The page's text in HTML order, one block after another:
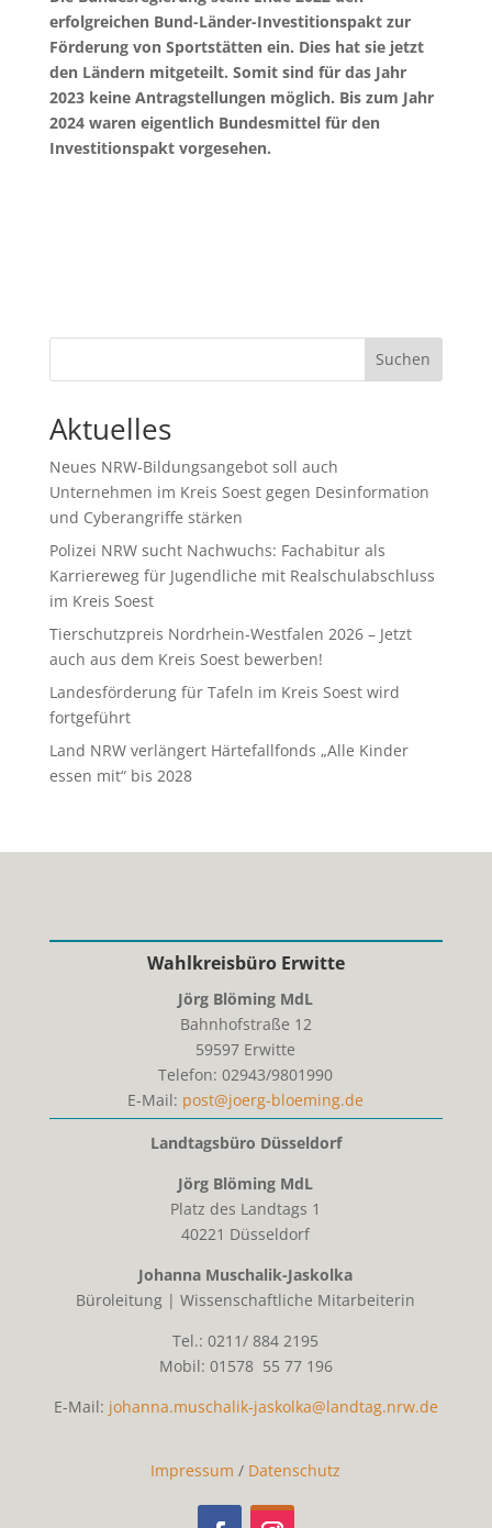
erfolgreichen Bund-Länder-Investitionspakt zur
Förderung von Sportstätten ein. Dies hat sie jetzt
den Ländern mitgeteilt. Somit sind für das Jahr
2023 keine Antragstellungen möglich. Bis zum Jahr
2024 waren eigentlich Bundesmittel für den
Investitionspakt vorgesehen.
Suchen
Aktuelles
Neues NRW-Bildungsangebot soll auch
Unternehmen im Kreis Soest gegen Desinformation
und Cyberangriffe stärken
Polizei NRW sucht Nachwuchs: Fachabitur als
Karriereweg für Jugendliche mit Realschulabschluss
im Kreis Soest
Tierschutzpreis Nordrhein-Westfalen 2026 – Jetzt
auch aus dem Kreis Soest bewerben!
Landesförderung für Tafeln im Kreis Soest wird
fortgeführt
Land NRW verlängert Härtefallfonds „Alle Kinder
essen mit“ bis 2028
Wahlkreisbüro Erwitte
Jörg Blöming MdL
Bahnhofstraße 12
59597 Erwitte
Telefon: 02943/9801990
E-Mail: post@joerg-bloeming.de
Landtagsbüro Düsseldorf
Jörg Blöming MdL
Platz des Landtags 1
40221 Düsseldorf
Johanna Muschalik-Jaskolka
Büroleitung | Wissenschaftliche Mitarbeiterin
Tel.: 0211/ 884 2195
Mobil: 01578 55 77 196
E-Mail: johanna.muschalik-jaskolka@landtag.nrw.de
Impressum / Datenschutz